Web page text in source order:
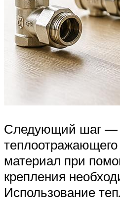
Следующий шаг —
материал при
крепления
Использование